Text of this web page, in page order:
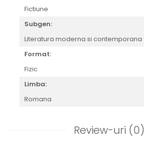
Fictiune
Subgen:
Literatura moderna si contemporana
Format:
Fizic
Limba:
Romana
Review-uri (0)